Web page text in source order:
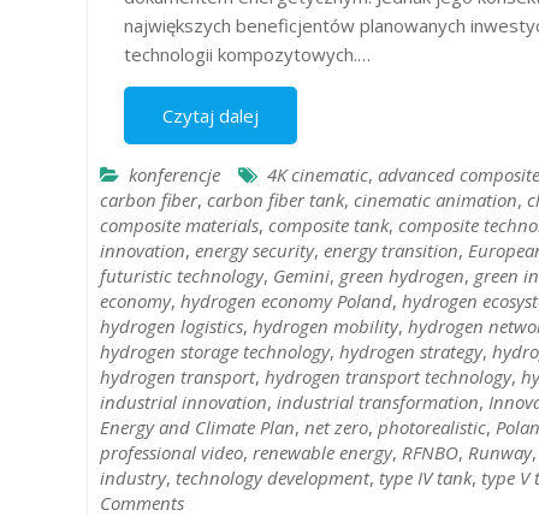
największych beneficjentów planowanych
technologii kompozytowych.…
Czytaj dalej
konferencje 4K cinematic, advanced
carbon fiber, carbon fiber tank, cinematic animation,
composite materials, composite tank, composite
innovation, energy security, energy transition,
futuristic technology, Gemini, green hydrogen, green
economy, hydrogen economy Poland, hydrogen
hydrogen logistics, hydrogen mobility, hydrogen
hydrogen storage technology, hydrogen strategy,
hydrogen transport, hydrogen transport technology,
industrial innovation, industrial transformation,
Energy and Climate Plan, net zero, photorealistic,
professional video, renewable energy, RFNBO, Runway
industry, technology development, type IV tank, type V
Comments